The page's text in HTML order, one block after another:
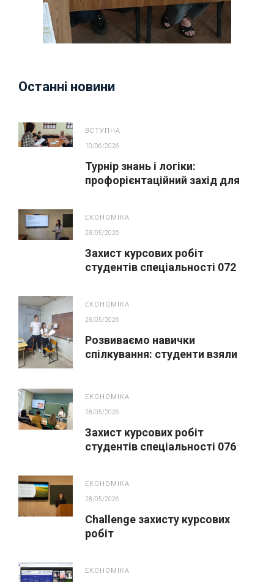
Останні новини
ВСТУПНА
10/06/2026
Турнір знань і логіки:
профорієнтаційний захід для
ЕКОНОМІКА
28/05/2026
Захист курсових робіт
студентів спеціальності 072
ЕКОНОМІКА
28/05/2026
Розвиваємо навички
спілкування: студенти взяли
ЕКОНОМІКА
28/05/2026
Захист курсових робіт
студентів спеціальності 076
ЕКОНОМІКА
28/05/2026
Challenge захисту курсових
робіт
ЕКОНОМІКА